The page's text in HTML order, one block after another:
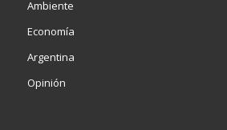
Ambiente
Economía
Argentina
Opinión